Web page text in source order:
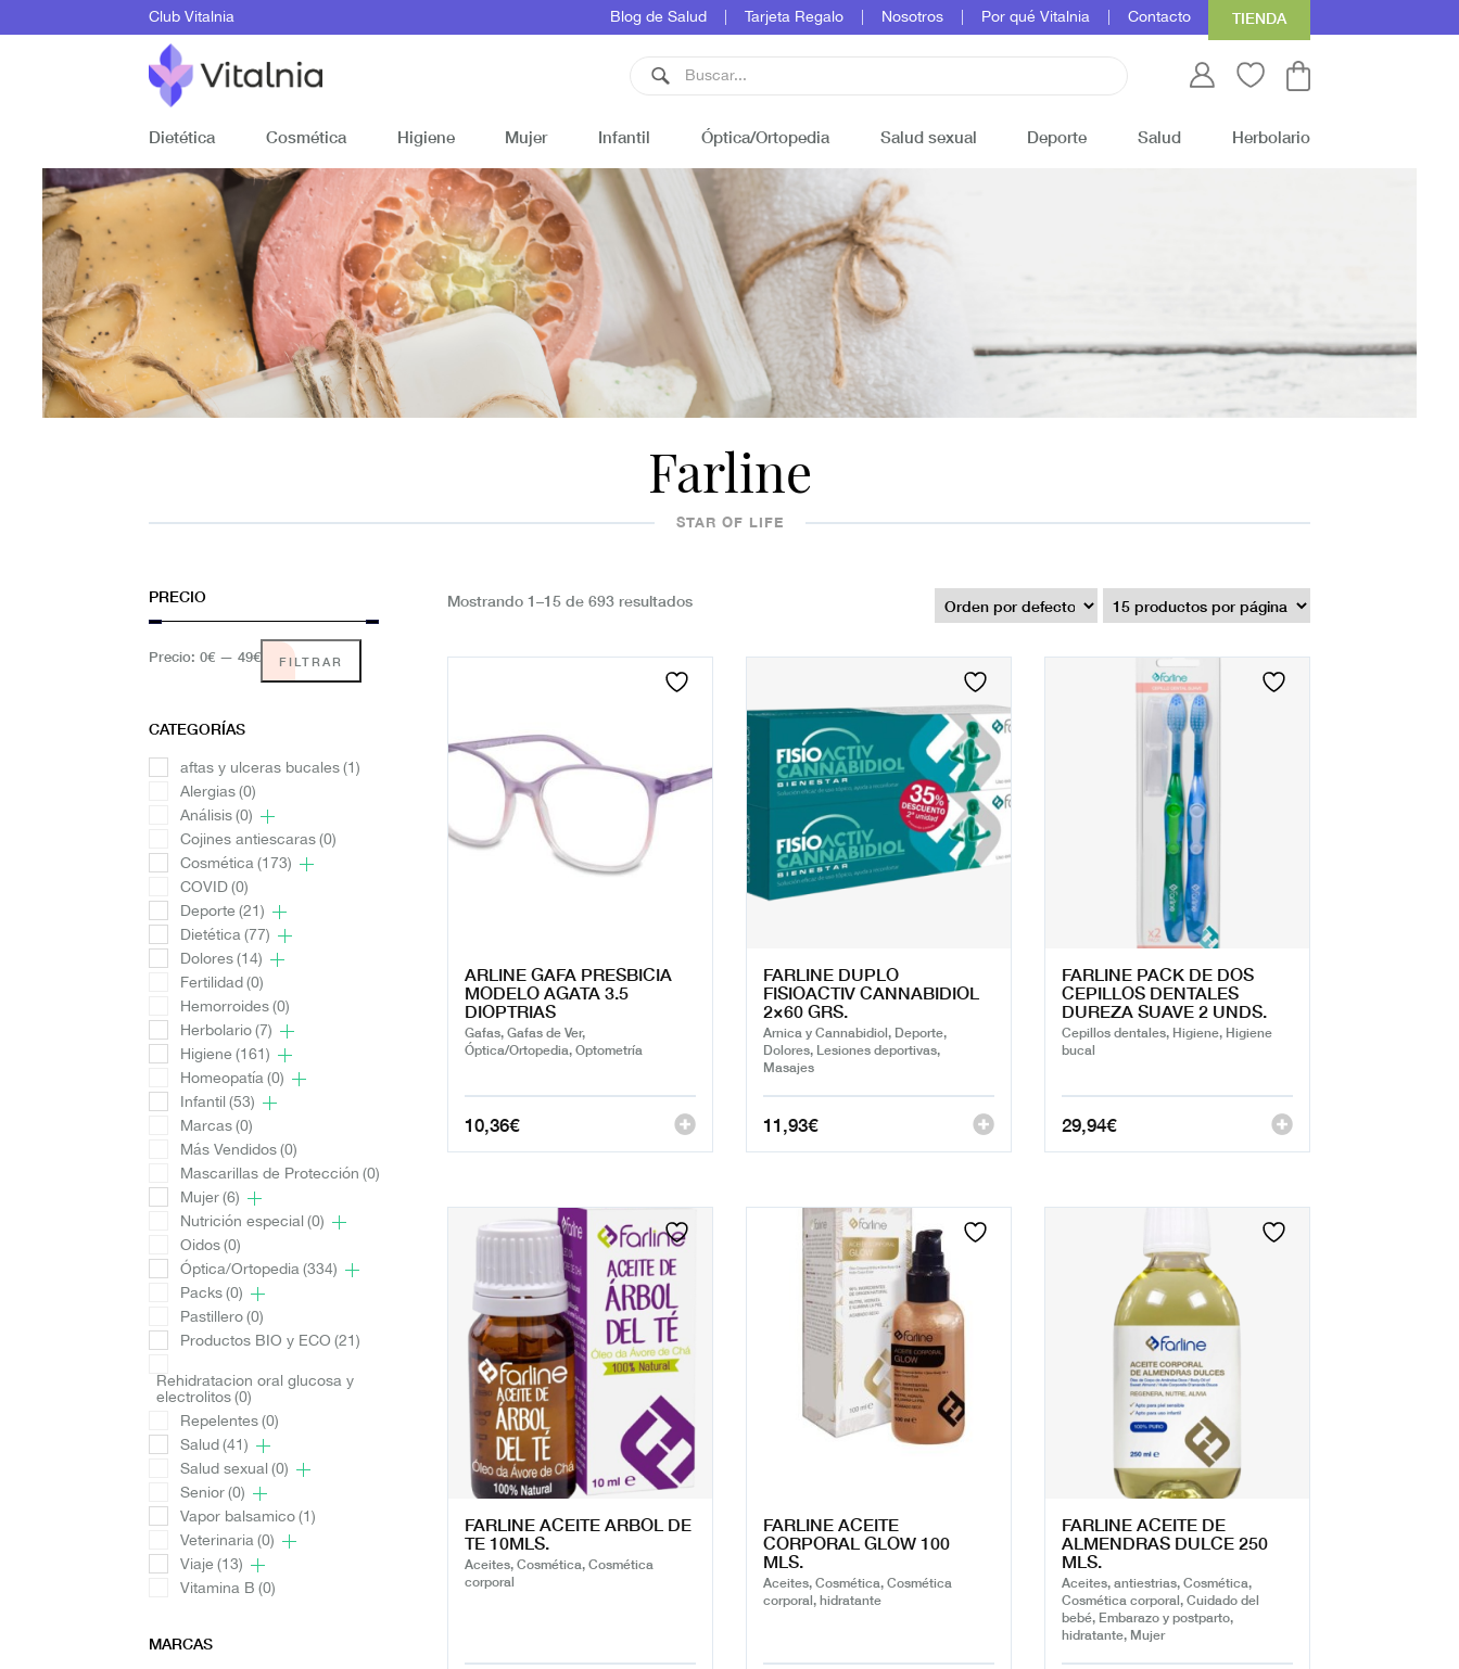
Club Vitalnia Blog de Salud Tarjeta Regalo Nosotros Por qué Vitalnia Contacto TIENDA
Dietética Cosmética Higiene Mujer Infantil Óptica/Ortopedia Salud sexual Deporte Salud Herbolario
Farline
STAR OF LIFE
PRECIO
FILTRAR
Precio: 0€ — 49€
CATEGORÍAS
aftas y ulceras bucales(1)
Alergias(0)
Análisis(0)
Cojines antiescaras(0)
Cosmética(173)
COVID(0)
Deporte(21)
Dietética(77)
Dolores(14)
Fertilidad(0)
Hemorroides(0)
Herbolario(7)
Higiene(161)
Homeopatía(0)
Infantil(53)
Marcas(0)
Más Vendidos(0)
Mascarillas de Protección(0)
Mujer(6)
Nutrición especial(0)
Oidos(0)
Óptica/Ortopedia(334)
Packs(0)
Pastillero(0)
Productos BIO y ECO(21)
Rehidratacion oral glucosa y
electrolitos(0)
Repelentes(0)
Salud(41)
Salud sexual(0)
Senior(0)
Vapor balsamico(1)
Veterinaria(0)
Viaje(13)
Vitamina B(0)
MARCAS
Mostrando 1–15 de 693 resultados
ARLINE GAFA PRESBICIA
MODELO AGATA 3.5
DIOPTRIAS
Gafas, Gafas de Ver,
Óptica/Ortopedia, Optometría
10,36€
FARLINE DUPLO
FISIOACTIV CANNABIDIOL
2×60 GRS.
Arnica y Cannabidiol, Deporte,
Dolores, Lesiones deportivas,
Masajes
11,93€
FARLINE PACK DE DOS
CEPILLOS DENTALES
DUREZA SUAVE 2 UNDS.
Cepillos dentales, Higiene, Higiene
bucal
29,94€
FARLINE ACEITE ARBOL DE
TE 10MLS.
Aceites, Cosmética, Cosmética
corporal
FARLINE ACEITE
CORPORAL GLOW 100
MLS.
Aceites, Cosmética, Cosmética
corporal, hidratante
FARLINE ACEITE DE
ALMENDRAS DULCE 250
MLS.
Aceites, antiestrias, Cosmética,
Cosmética corporal, Cuidado del
bebé, Embarazo y postparto,
hidratante, Mujer